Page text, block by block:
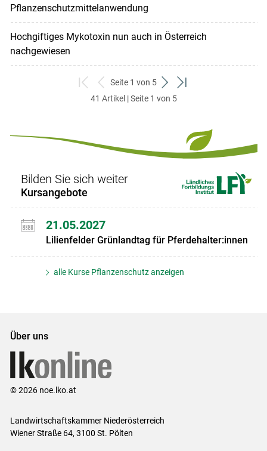
Pflanzenschutzmittelanwendung
Hochgiftiges Mykotoxin nun auch in Österreich
nachgewiesen
zum
ersten
zurück
zum
Seite 1 von 5
weiter
zum
zum
41 Artikel | Seite 1 von 5
Bilden Sie sich weiter
Kursangebote
21.05.2027
Lilienfelder Grünlandtag für Pferdehalter:innen
alle Kurse Pflanzenschutz anzeigen
Über uns
© 2026 noe.lko.at
Landwirtschaftskammer Niederösterreich
Wiener Straße 64, 3100 St. Pölten